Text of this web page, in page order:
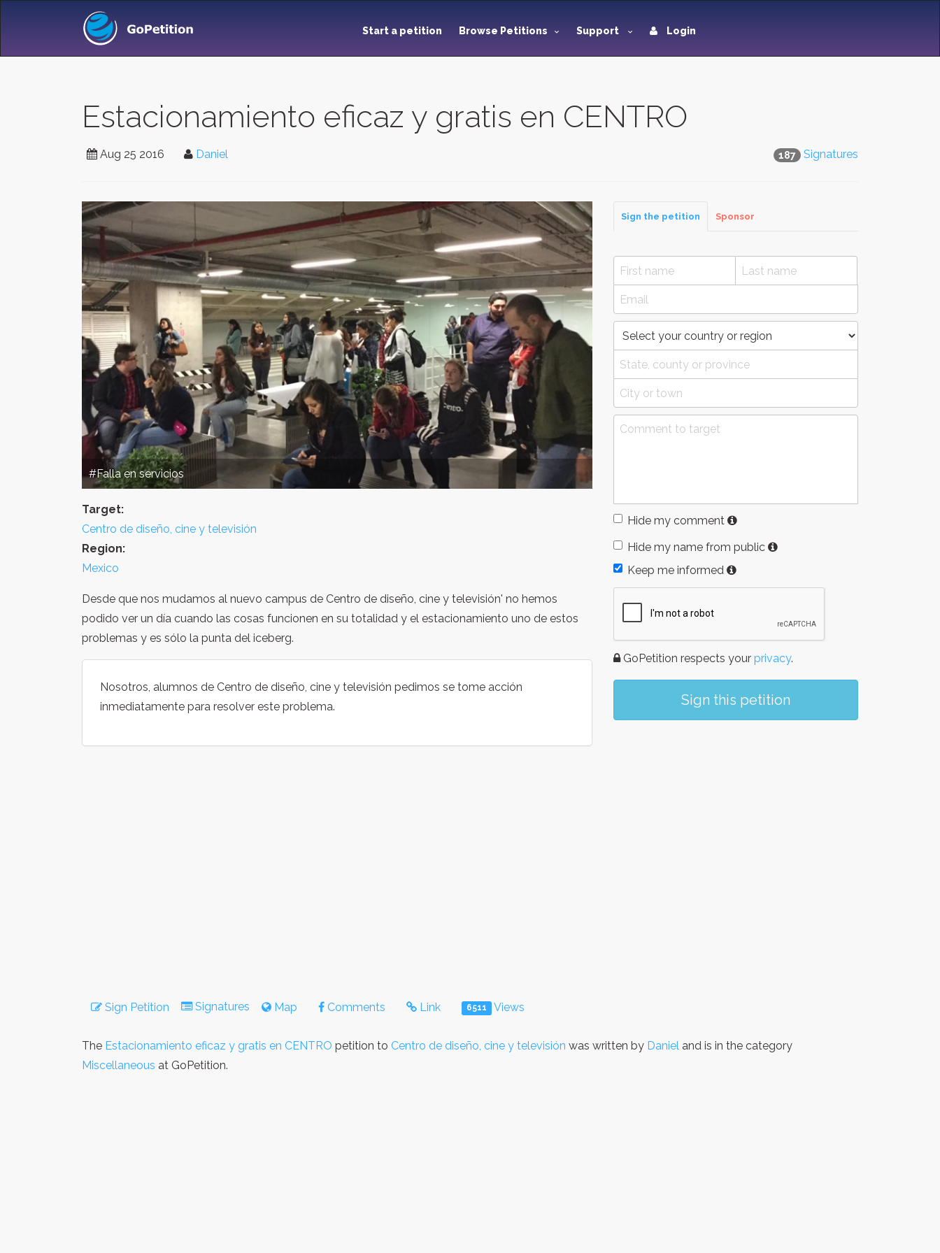
Start a petition Browse Petitions Support Login
Estacionamiento eficaz y gratis en CENTRO
187 Signatures
Aug 25 2016 Daniel
#Falla en servicios
Target:
Centro de diseño, cine y televisión
Region:
Mexico
Desde que nos mudamos al nuevo campus de Centro de diseño, cine y televisión' no hemos
podido ver un día cuando las cosas funcionen en su totalidad y el estacionamiento uno de estos
problemas y es sólo la punta del iceberg.
Nosotros, alumnos de Centro de diseño, cine y televisión pedimos se tome acción
inmediatamente para resolver este problema.
Sign the petition Sponsor
Hide my comment
Hide my name from public
Keep me informed
GoPetition respects your privacy.
Sign this petition
Sign Petition Signatures Map Comments Link 6511 Views
The Estacionamiento eficaz y gratis en CENTRO petition to Centro de diseño, cine y televisión was written by Daniel and is in the category
Miscellaneous at GoPetition.